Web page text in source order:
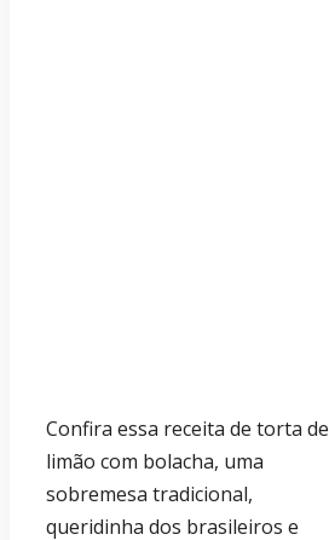
Confira essa receita de torta de
limão com bolacha, uma
sobremesa tradicional,
queridinha dos brasileiros e